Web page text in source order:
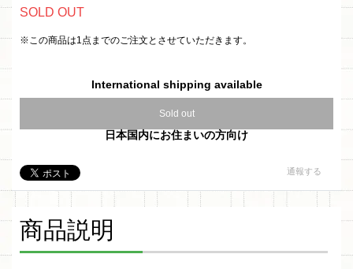
SOLD OUT
※この商品は1点までのご注文とさせていただきます。
International shipping available
Sold out
日本国内にお住まいの方向け
通報する
商品説明